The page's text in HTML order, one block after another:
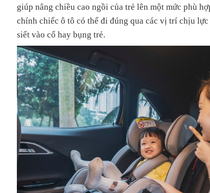
giúp nâng chiều cao ngồi của trẻ lên một mức phù
chính chiếc ô tô có thể đi đúng qua các vị trí chịu
siết vào cổ hay bụng trẻ.